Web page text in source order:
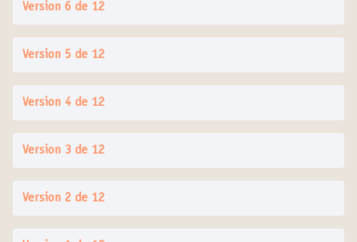
Version 6 de 12
Version 5 de 12
Version 4 de 12
Version 3 de 12
Version 2 de 12